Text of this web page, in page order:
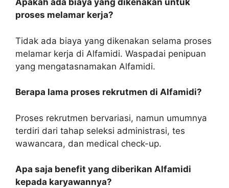
Apakah ada biaya yang dikenakan untuk
proses melamar kerja?
Tidak ada biaya yang dikenakan selama proses
melamar kerja di Alfamidi. Waspadai penipuan
yang mengatasnamakan Alfamidi.
Berapa lama proses rekrutmen di Alfamidi?
Proses rekrutmen bervariasi, namun umumnya
terdiri dari tahap seleksi administrasi, tes
wawancara, dan medical check-up.
Apa saja benefit yang diberikan Alfamidi
kepada karyawannya?